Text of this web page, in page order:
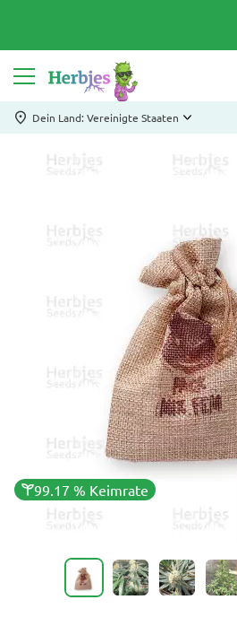
Dein Land: Vereinigte Staaten
99.17 % Keimrate